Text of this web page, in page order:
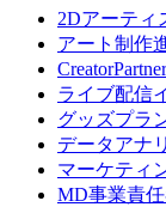
2Dアーティ
アート制作
ライブ配信
グッズプラ
データアナ
マーケティ
MD事業責